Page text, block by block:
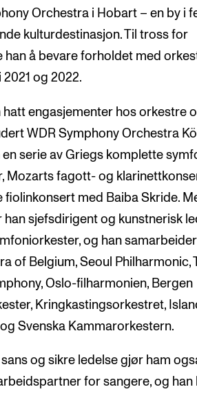
Orchestra i Hobart – en by i
kulturdestinasjon. Til tross for
han å bevare forholdet med
og 2022.
hatt engasjementer hos orkestre
WDR Symphony Orchestra
serie av Griegs komplette
Mozarts fagott- og
fiolinkonsert med Baiba Skride.
han sjefsdirigent og kunstnerisk
og han
of Belgium, Seoul Philharmonic,
Oslo-filharmonien, Bergen
Kringkastingsorkestret,
Svenska Kammarorkestern.
og sikre ledelse gjør ham
for sangere, og han